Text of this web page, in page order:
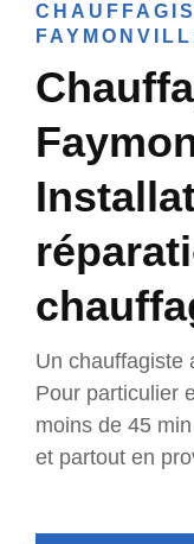
Un chauffagiste
Pour particulier
moins de 45
et partout en